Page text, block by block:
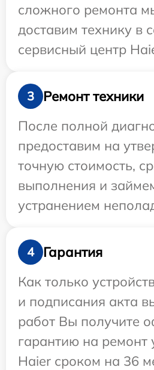
сложного ремонта
доставим технику в
сервисный центр
3
Ремонт техники
После полной
предоставим на
точную стоимость,
выполнения и
устранением
4
Гарантия
Как только
и подписания акта
работ Вы получите
гарантию на ремонт
Haier сроком на 36